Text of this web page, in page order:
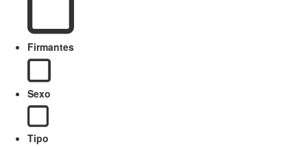
Firmantes
Sexo
Tipo